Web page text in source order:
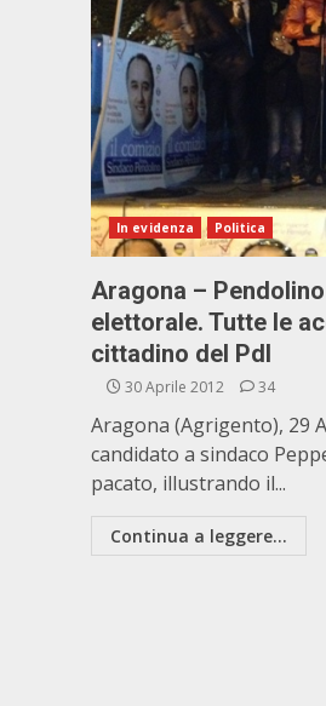
In evidenza Politica
Aragona –
elettorale. Tutte le
cittadino del Pdl
30 Aprile 2012 34
Aragona (Agrigento), 29
candidato a sindaco
pacato, illustrando il...
Continua a leggere...